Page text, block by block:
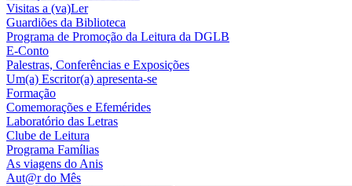
Visitas a (va)Ler
Guardiões da Biblioteca
Programa de Promoção da Leitura da DGLB
E-Conto
Palestras, Conferências e Exposições
Um(a) Escritor(a) apresenta-se
Formação
Comemorações e Efemérides
Laboratório das Letras
Clube de Leitura
Programa Famílias
As viagens do Anis
Aut@r do Mês